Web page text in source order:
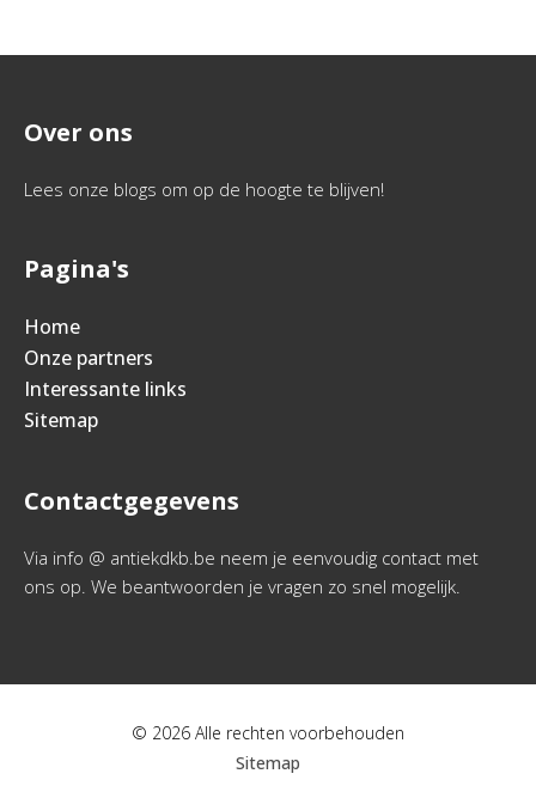
Over ons
Lees onze blogs om op de hoogte te blijven!
Pagina's
Home
Onze partners
Interessante links
Sitemap
Contactgegevens
Via info @ antiekdkb.be neem je eenvoudig contact met
ons op. We beantwoorden je vragen zo snel mogelijk.
© 2026 Alle rechten voorbehouden
Sitemap